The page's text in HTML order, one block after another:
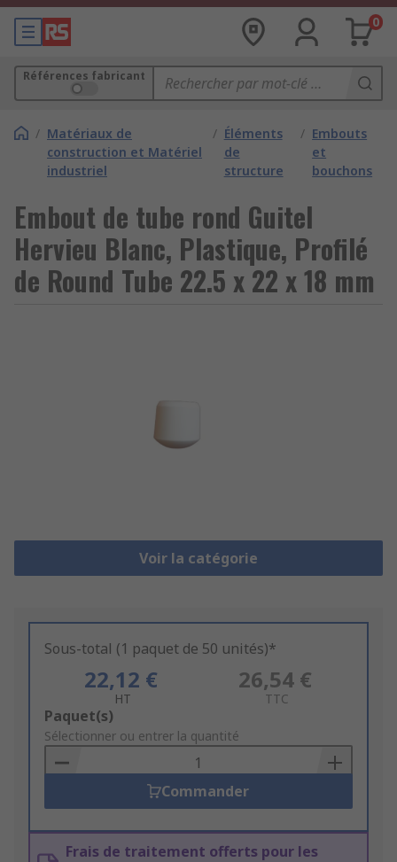
0
Références fabricant
/ Matériaux de
construction et Matériel
industriel
/ Éléments
de
structure
/ Embouts
et
bouchons
Embout de tube rond Guitel
Hervieu Blanc, Plastique, Profilé
de Round Tube 22.5 x 22 x 18 mm
Voir la catégorie
Sous-total (1 paquet de 50 unités)*
22,12 €
HT
26,54 €
TTC
Add
to
Basket
Paquet(s)
Sélectionner ou entrer la quantité
Commander
Frais de traitement offerts pour les